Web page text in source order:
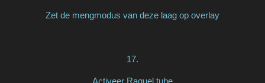
Zet de mengmodus van deze laag op overlay
17.
Activeer Raquel tube